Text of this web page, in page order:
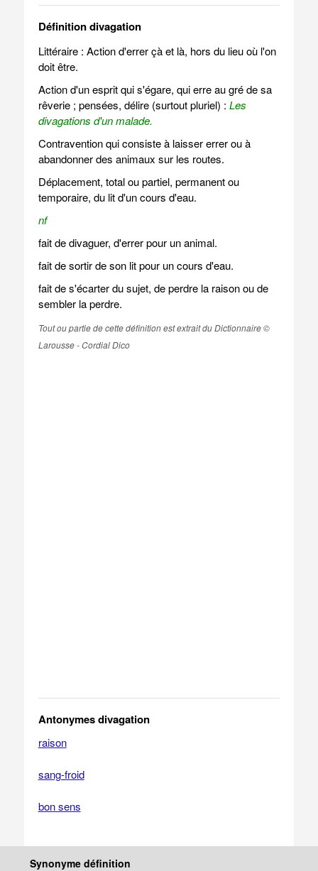
Définition divagation
Littéraire : Action d'errer çà et là, hors du lieu où l'on
doit être.
Action d'un esprit qui s'égare, qui erre au gré de sa
rêverie ; pensées, délire (surtout pluriel) : Les
divagations d'un malade.
Contravention qui consiste à laisser errer ou à
abandonner des animaux sur les routes.
Déplacement, total ou partiel, permanent ou
temporaire, du lit d'un cours d'eau.
nf
fait de divaguer, d'errer pour un animal.
fait de sortir de son lit pour un cours d'eau.
fait de s'écarter du sujet, de perdre la raison ou de
sembler la perdre.
Tout ou partie de cette définition est extrait du Dictionnaire ©
Larousse - Cordial Dico
Antonymes divagation
raison
sang-froid
bon sens
Synonyme définition